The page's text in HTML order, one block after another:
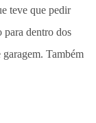
teve que pedir
para dentro dos
Também